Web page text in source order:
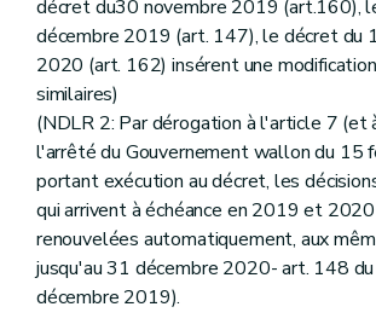
décret du30 novembre 2019 (art.160),
décembre 2019 (art. 147), le décret du
2020 (art. 162) insérent une
similaires)
(NDLR 2: Par dérogation à l'article 7 (et
l'arrêté du Gouvernement wallon du 15
portant exécution au décret, les
qui arrivent à échéance en 2019 et
renouvelées automatiquement, aux
jusqu'au 31 décembre 2020- art. 148
décembre 2019).